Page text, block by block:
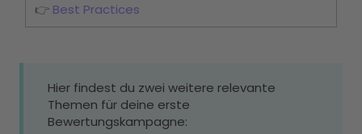
👉 Best Practices
Hier findest du zwei weitere relevante
Themen für deine erste
Bewertungskampagne: